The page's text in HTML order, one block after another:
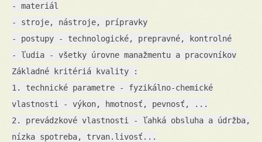
- materiál
- stroje, nástroje, prípravky
- postupy - technologické, prepravné, kontrolné
- ľudia - všetky úrovne manažmentu a pracovníkov
Základné kritériá kvality :
1. technické parametre - fyzikálno-chemické
vlastnosti - výkon, hmotnosť, pevnosť, ...
2. prevádzkové vlastnosti - ľahká obsluha a údržba,
nízka spotreba, trvan.livosť...